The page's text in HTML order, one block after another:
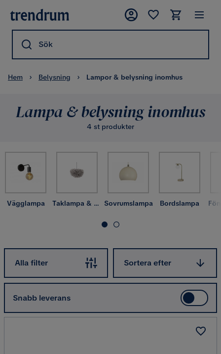
Sök
Hem Belysning Lampor & belysning inomhus
Lampa & belysning inomhus
4 st produkter
Vägglampa Taklampa & takbelysning Sovrumslampa Bordslampa
Alla filter
Sortera efter
Snabb leverans